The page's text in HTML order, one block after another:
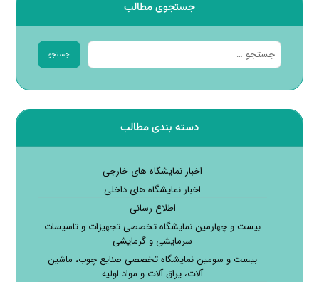
جستجوی مطالب
جستجو
دسته بندی مطالب
اخبار نمایشگاه های خارجی
اخبار نمایشگاه های داخلی
اطلاع رسانی
بیست و چهارمین نمایشگاه تخصصی تجهیزات و تاسیسات
سرمایشی و گرمایشی
بیست و سومین نمایشگاه تخصصی صنایع چوب، ماشین
آلات، یراق آلات و مواد اولیه